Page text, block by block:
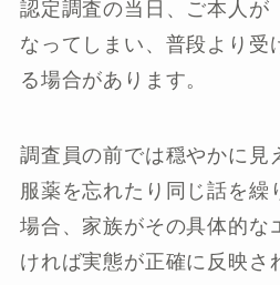
認定調査の当日、ご本人が
なってしまい、普段より受
る場合があります。
調査員の前では穏やかに見
服薬を忘れたり同じ話を繰
場合、家族がその具体的な
ければ実態が正確に反映さ